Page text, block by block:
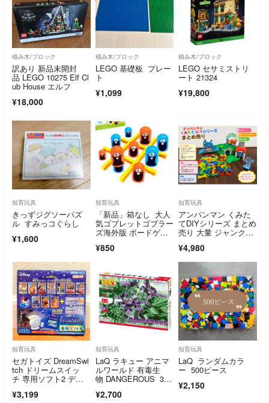
積み木/ブロック
訳あり 新品未開封
品 LEGO 10275 Elf Cl
ub House エルフ
¥18,000
積み木/ブロック
LEGO 基礎板 プレー
ト
¥1,099
積み木/ブロック
LEGO セサミストリ
ート 21324
¥19,800
知育玩具
きっずジグソーパズ
ル すみっコぐらし
¥1,600
知育玩具
「新品」箱なし 大人
気ゴブレットゴブラー
ズ海外版 ボードゲー
¥850
知育玩具
アンパンマン くみた
てDIYシリーズ まとめ
売り 大量 ジャンクあ
¥4,980
知育玩具
セガトイズ DreamSwi
tch ドリームスイッ
チ 専用ソフト2 ディ
¥3,199
知育玩具
LaQ ラキュー アニマ
ルワールド 有毒生
物 DANGEROUS 330
ツ YOSHIRITSU
¥2,700
知育玩具
LaQ ランダムカラ
ー 500ピース
¥2,150